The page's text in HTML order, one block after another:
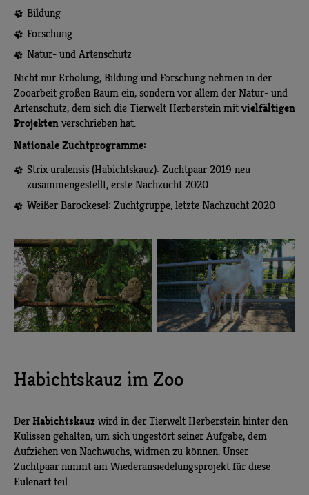
Bildung
Forschung
Natur- und Artenschutz
Nicht nur Erholung, Bildung und Forschung nehmen in der
Zooarbeit großen Raum ein, sondern vor allem der Natur- und
Artenschutz, dem sich die Tierwelt Herberstein mit vielfältigen
Projekten verschrieben hat.
Nationale Zuchtprogramme:
Strix uralensis (Habichtskauz): Zuchtpaar 2019 neu
zusammengestellt, erste Nachzucht 2020
Weißer Barockesel: Zuchtgruppe, letzte Nachzucht 2020
Habichtskauz im Zoo
Der Habichtskauz wird in der Tierwelt Herberstein hinter den
Kulissen gehalten, um sich ungestört seiner Aufgabe, dem
Aufziehen von Nachwuchs, widmen zu können. Unser
Zuchtpaar nimmt am Wiederansiedelungsprojekt für diese
Eulenart teil.